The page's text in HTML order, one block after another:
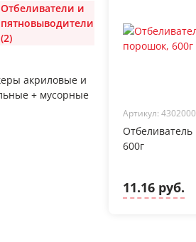
Отбеливатели и
пятновыводители
(2)
Артикул:
600г
11.16 руб.